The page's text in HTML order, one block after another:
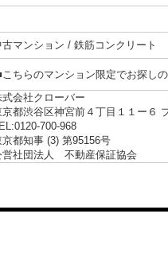
古マンション / 鉄筋コンクリート
ちらのマンション限定でお探し
式会社クローバー
京都渋谷区神宮前４丁目１１ー６
700-968
京都知事 (3) 第95156号
営社団法人 不動産保証協会